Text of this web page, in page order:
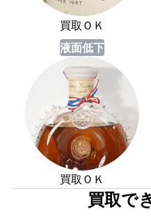
買取ＯＫ
液面低下
買取ＯＫ
買取で